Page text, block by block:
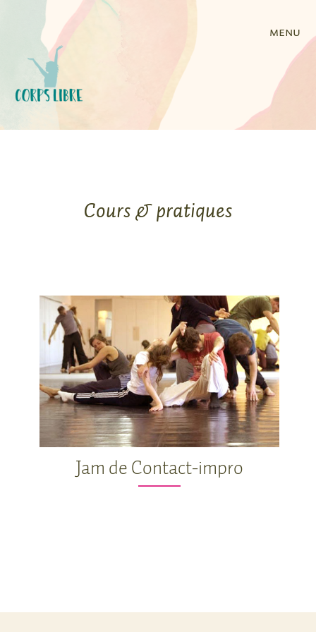
menu
Cours & pratiques
Jam de Contact-impro